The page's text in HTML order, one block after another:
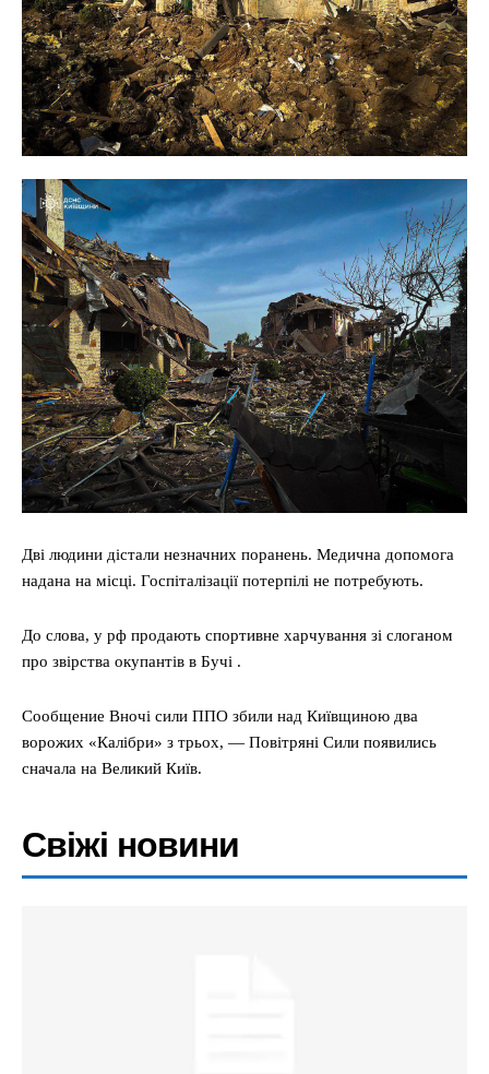
Дві людини дістали незначних поранень. Медична допомога
надана на місці. Госпіталізації потерпілі не потребують.
До слова, у рф продають спортивне харчування зі слоганом
про звірства окупантів в Бучі .
Сообщение Вночі сили ППО збили над Київщиною два
ворожих «Калібри» з трьох, — Повітряні Сили появились
сначала на Великий Київ.
Свіжі новини